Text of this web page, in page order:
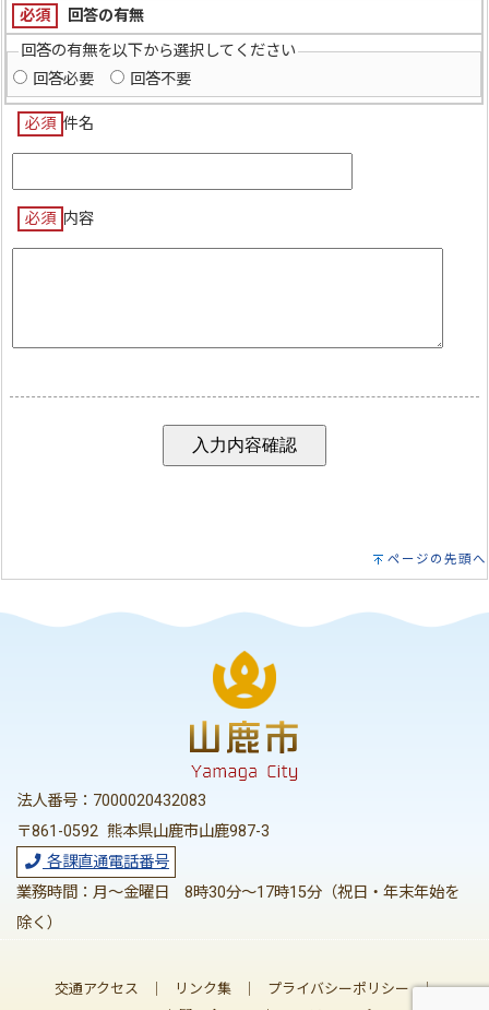
必須
回答の有無
回答の有無を以下から選択してください
回答必要
回答不要
必須 件名
必須 内容
ページの先頭へ
法人番号：7000020432083
〒861-0592 熊本県山鹿市山鹿987-3
各課直通電話番号
業務時間：月～金曜日 8時30分～17時15分（祝日・年末年始を
除く）
交通アクセス リンク集 プライバシーポリシー
｜